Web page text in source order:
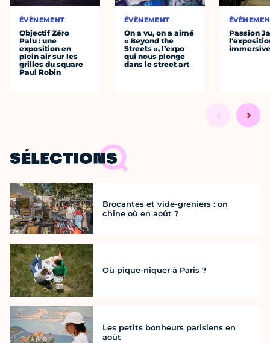
ÉVÈNEMENT
Objectif Zéro
Palu : une
exposition en
plein air sur les
grilles du square
Paul Robin
ÉVÈNEMENT
On a vu, on a aimé
« Beyond the
Streets », l’expo
qui nous plonge
dans le street art
Passion
SÉLECTIONS
Brocantes et vide-greniers : on
chine où en août ?
Où pique-niquer à Paris ?
Les petits bonheurs parisiens en
août